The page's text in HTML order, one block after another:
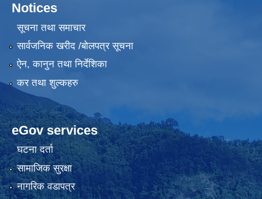
Notices
सूचना तथा समाचार
सार्वजनिक खरीद /बोलपत्र सूचना
ऐन, कानुन तथा निर्देशिका
कर तथा शुल्कहरु
eGov services
घटना दर्ता
सामाजिक सुरक्षा
नागरिक वडापत्र